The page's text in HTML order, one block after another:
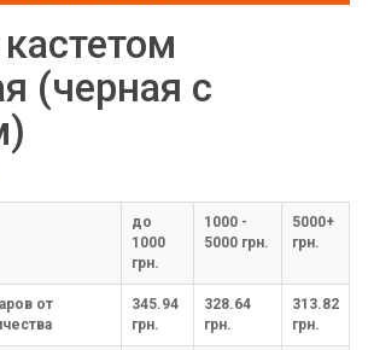
(черная с
до
1000
грн.
1000 -
5000 грн.
5000+
грн.
от
345.94
грн.
328.64
грн.
313.82
грн.